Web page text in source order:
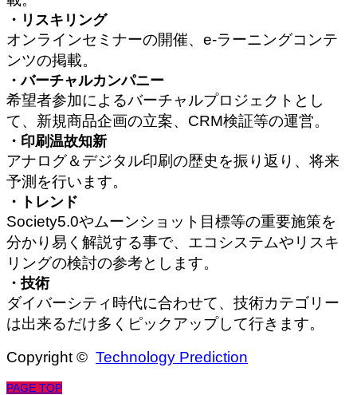
ナノメカニクス（nanomechanics）について
・リスキリング
オンラインセミナーの開催、e-ラーニングコンテ
ンツの掲載。
・バーチャルカンパニー
希望者参加によるバーチャルプロジェクトとし
て、新規商品企画の立案、CRM検証等の運営。
・印刷温故知新
アナログ＆デジタル印刷の歴史を振り返り、将来
予測を行います。
・トレンド
Society5.0やムーンショット目標等の重要施策を
分かり易く解説する事で、エコシステムやリスキ
リングの検討の参考とします。
・技術
ダイバーシティ時代に合わせて、技術カテゴリー
は出来るだけ多くピックアップして行きます。
Copyright © Technology Prediction
PAGE TOP